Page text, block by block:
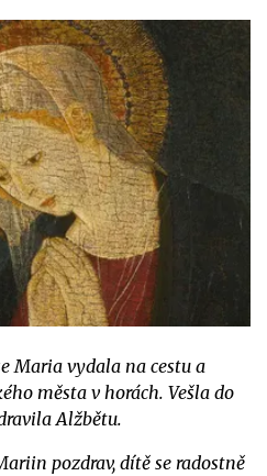
Maria vydala na cestu a
města v horách. Vešla do
Alžbětu.
pozdrav, dítě se radostně